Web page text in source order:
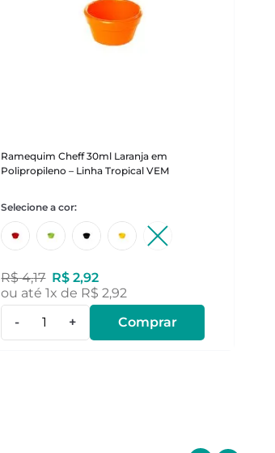
Ramequim Cheff 30ml Laranja em
Polipropileno – Linha Tropical VEM
R$ 4,17 R$ 2,92
ou até1x de R$ 2,92
-
+ Comprar